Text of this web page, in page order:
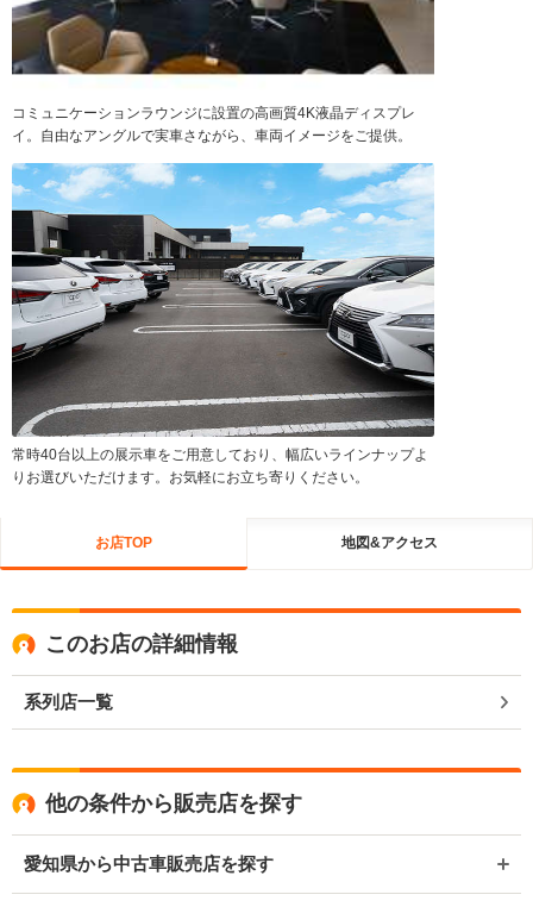
コミュニケーションラウンジに設置の高画質4K液晶ディスプレ
イ。自由なアングルで実車さながら、車両イメージをご提供。
常時40台以上の展示車をご用意しており、幅広いラインナップよ
りお選びいただけます。お気軽にお立ち寄りください。
お店TOP 地図&アクセス
このお店の詳細情報
系列店一覧
他の条件から販売店を探す
愛知県から中古車販売店を探す